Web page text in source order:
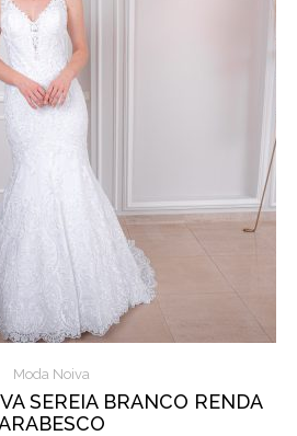
Moda Noiva
SEREIA BRANCO RENDA